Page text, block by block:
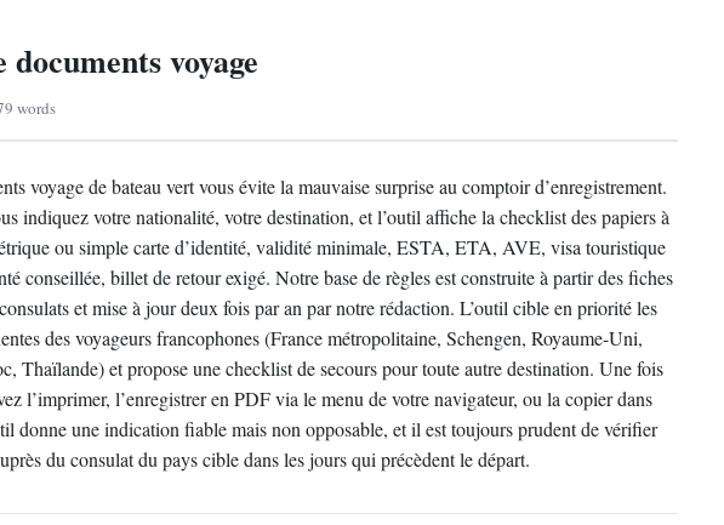
voyage
words
voyage de bateau vert vous évite la mauvaise surprise au comptoir d’enregistrement.
indiquez votre nationalité, votre destination, et l’outil affiche la checklist des papiers à
ou simple carte d’identité, validité minimale, ESTA, ETA, AVE, visa touristique
conseillée, billet de retour exigé. Notre base de règles est construite à partir des fiches
et mise à jour deux fois par an par notre rédaction. L’outil cible en priorité les
des voyageurs francophones (France métropolitaine, Schengen, Royaume-Uni,
Thaïlande) et propose une checklist de secours pour toute autre destination. Une fois
l’imprimer, l’enregistrer en PDF via le menu de votre navigateur, ou la copier dans
donne une indication fiable mais non opposable, et il est toujours prudent de vérifier
du consulat du pays cible dans les jours qui précèdent le départ.